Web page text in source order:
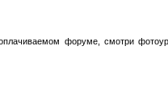
форуме, смотри